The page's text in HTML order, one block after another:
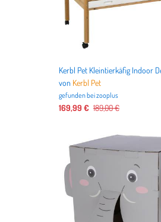
von Kerbl Pet
gefunden beizooplus
169,99 € 189,00 €